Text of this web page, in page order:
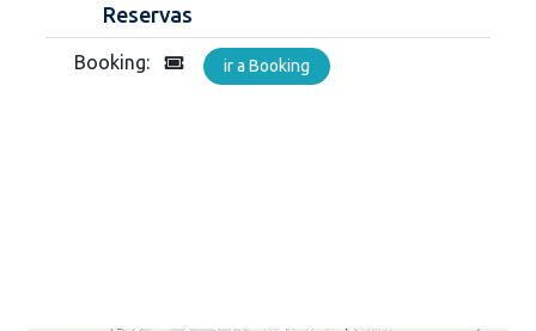
Reservas
Booking: ir a Booking